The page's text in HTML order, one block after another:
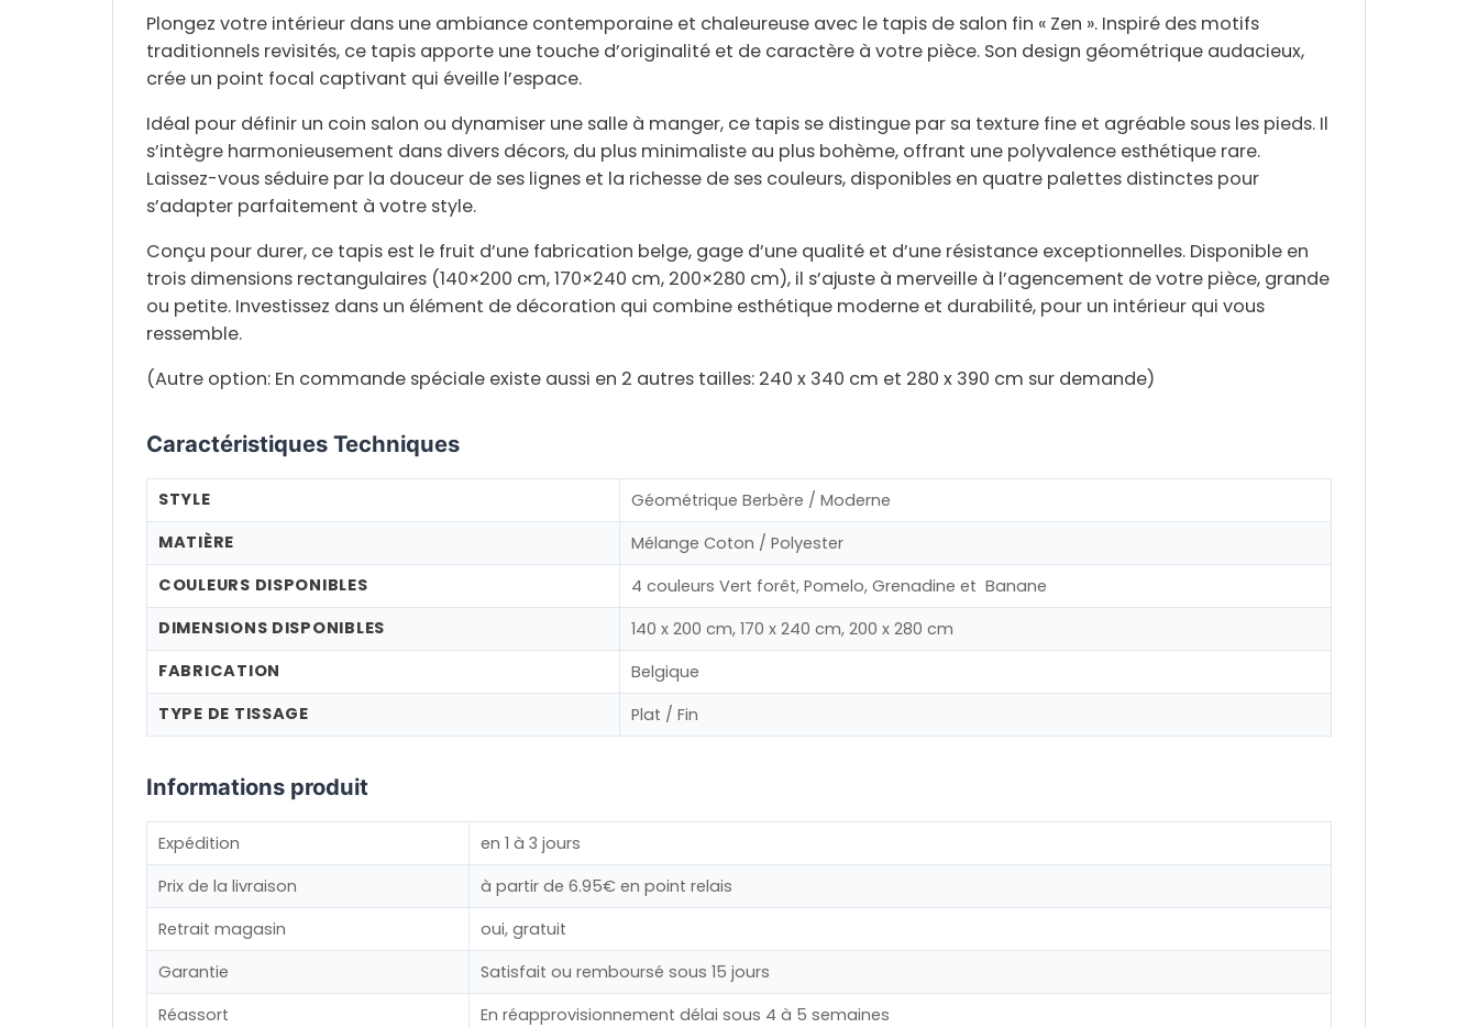
Plongez votre intérieur dans une ambiance contemporaine et chaleureuse avec le tapis de salon fin « Zen ». Inspiré des motifs
traditionnels revisités, ce tapis apporte une touche d’originalité et de caractère à votre pièce. Son design géométrique audacieux,
crée un point focal captivant qui éveille l’espace.
Idéal pour définir un coin salon ou dynamiser une salle à manger, ce tapis se distingue par sa texture fine et agréable sous les pieds. Il
s’intègre harmonieusement dans divers décors, du plus minimaliste au plus bohème, offrant une polyvalence esthétique rare.
Laissez-vous séduire par la douceur de ses lignes et la richesse de ses couleurs, disponibles en quatre palettes distinctes pour
s’adapter parfaitement à votre style.
Conçu pour durer, ce tapis est le fruit d’une fabrication belge, gage d’une qualité et d’une résistance exceptionnelles. Disponible en
trois dimensions rectangulaires (140×200 cm, 170×240 cm, 200×280 cm), il s’ajuste à merveille à l’agencement de votre pièce, grande
ou petite. Investissez dans un élément de décoration qui combine esthétique moderne et durabilité, pour un intérieur qui vous
ressemble.
(Autre option: En commande spéciale existe aussi en 2 autres tailles: 240 x 340 cm et 280 x 390 cm sur demande)
Caractéristiques Techniques
STYLE
Géométrique Berbère / Moderne
MATIÈRE
Mélange Coton / Polyester
COULEURS DISPONIBLES
4 couleurs Vert forêt, Pomelo, Grenadine et Banane
DIMENSIONS DISPONIBLES
140 x 200 cm, 170 x 240 cm, 200 x 280 cm
FABRICATION
Belgique
TYPE DE TISSAGE
Plat / Fin
Informations produit
Expédition
en 1 à 3 jours
Prix de la livraison
à partir de 6.95€ en point relais
Retrait magasin
oui, gratuit
Garantie
Satisfait ou remboursé sous 15 jours
Réassort
En réapprovisionnement délai sous 4 à 5 semaines